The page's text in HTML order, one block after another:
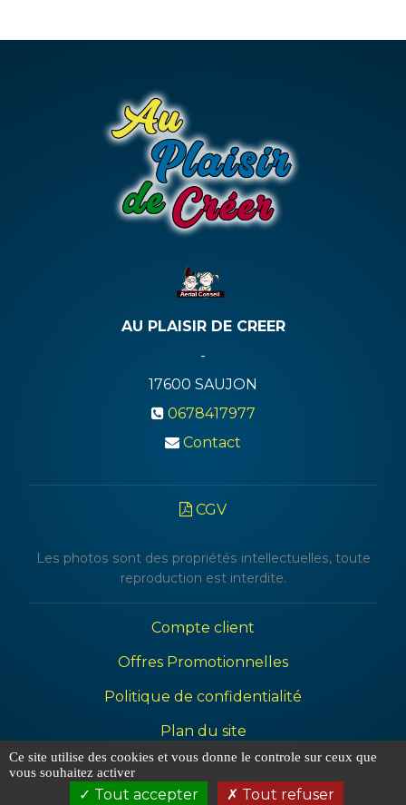
AU PLAISIR DE CREER
-
17600 SAUJON
0678417977
Contact
CGV
Les photos sont des propriétés intellectuelles, toute
reproduction est interdite.
Compte client
Offres Promotionnelles
Politique de confidentialité
Plan du site
Mentions légales
Ce site utilise des cookies et vous donne le controle sur ceux que
vous souhaitez activer
Tout accepter Tout refuser